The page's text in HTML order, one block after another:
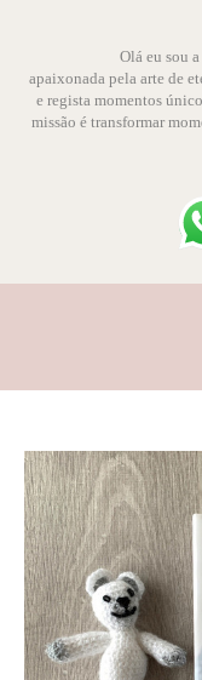
Olá eu sou
apaixonada pela arte de
e regista momentos
missão é transformar